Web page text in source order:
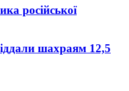
російської
шахраям 12,5